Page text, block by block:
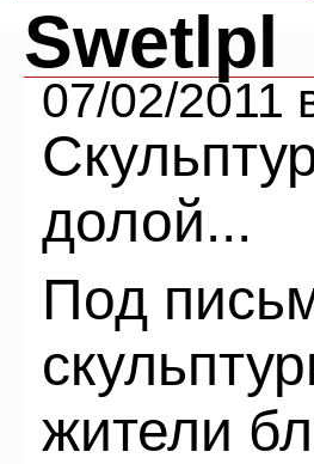
Swetlpl
07/02/2011
долой...
Под
жители